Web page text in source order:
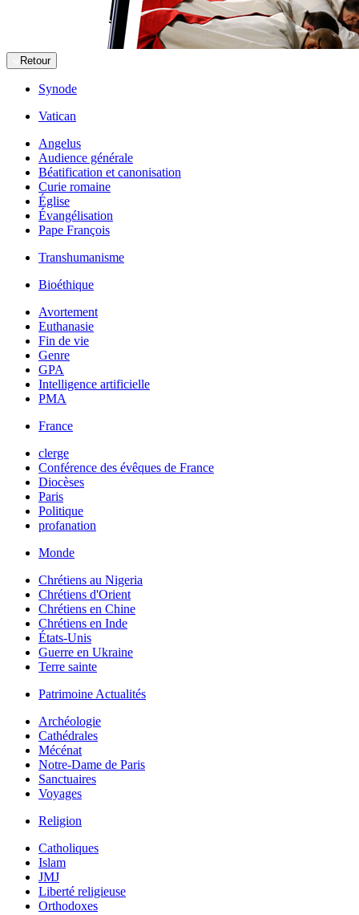
Retour
Synode
Vatican
Angelus
Audience générale
Béatification et canonisation
Curie romaine
Église
Évangélisation
Pape François
Transhumanisme
Bioéthique
Avortement
Euthanasie
Fin de vie
Genre
GPA
Intelligence artificielle
PMA
France
clerge
Conférence des évêques de France
Diocèses
Paris
Politique
profanation
Monde
Chrétiens au Nigeria
Chrétiens d'Orient
Chrétiens en Chine
Chrétiens en Inde
États-Unis
Guerre en Ukraine
Terre sainte
Patrimoine Actualités
Archéologie
Cathédrales
Mécénat
Notre-Dame de Paris
Sanctuaires
Voyages
Religion
Catholiques
Islam
JMJ
Liberté religieuse
Orthodoxes